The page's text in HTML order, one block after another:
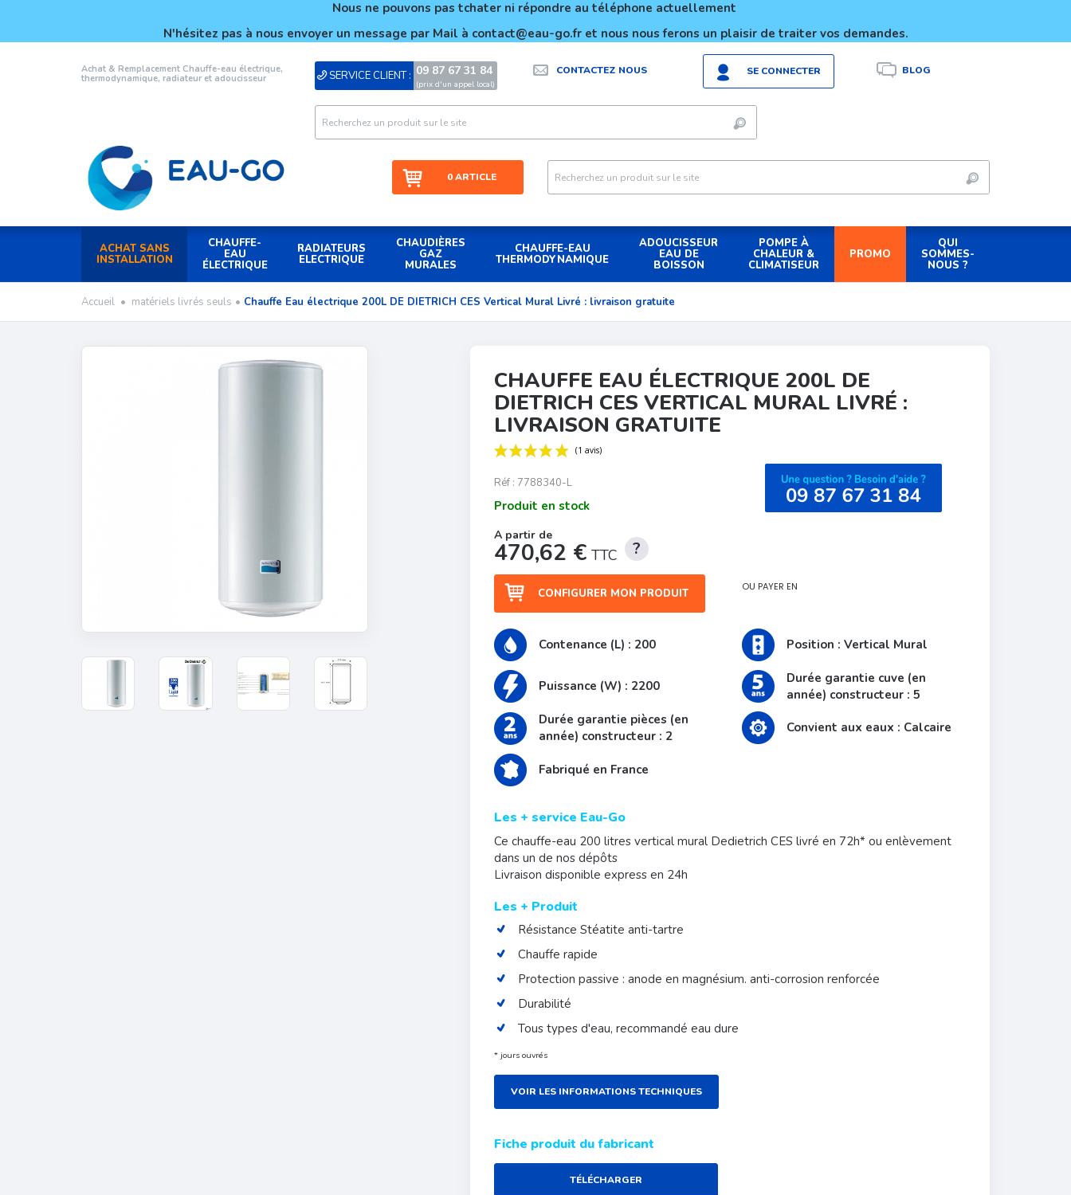
Nous ne pouvons pas tchater ni répondre au téléphone actuellement
N'hésitez pas à nous envoyer un message par Mail à contact@eau-go.fr et nous nous ferons un plaisir de traiter vos demandes.
Achat & Remplacement Chauffe-eau électrique,
thermodynamique, radiateur et adoucisseur
SERVICE CLIENT : 09 87 67 31 84
(prix d'un appel local)
CONTACTEZ NOUS SE CONNECTER BLOG
0 ARTICLE
ACHAT SANS
INSTALLATION
CHAUFFE-
EAU
ÉLECTRIQUE
RADIATEURS
ELECTRIQUE
CHAUDIÈRES
GAZ
MURALES
CHAUFFE-EAU
THERMODYNAMIQUE
ADOUCISSEUR
EAU DE
BOISSON
POMPE À
CHALEUR &
CLIMATISEUR
PROMO
QUI
SOMMES-
NOUS ?
Accueil • matériels livrés seuls • Chauffe Eau électrique 200L DE DIETRICH CES Vertical Mural Livré : livraison gratuite
CHAUFFE EAU ÉLECTRIQUE 200L DE
DIETRICH CES VERTICAL MURAL LIVRÉ :
LIVRAISON GRATUITE
Réf : 7788340-L
Produit en stock
470,62 € TTC
CONFIGURER MON PRODUIT
OU PAYER EN
Contenance (L) : 200 Position : Vertical Mural
Puissance (W) : 2200
Durée garantie cuve (en
année) constructeur : 5
Durée garantie pièces (en
année) constructeur : 2
Convient aux eaux : Calcaire
Fabriqué en France
Les + service Eau-Go
Ce chauffe-eau 200 litres vertical mural Dedietrich CES livré en 72h* ou enlèvement
dans un de nos dépôts
Livraison disponible express en 24h
Les + Produit
Résistance Stéatite anti-tartre
Chauffe rapide
Protection passive : anode en magnésium. anti-corrosion renforcée
Durabilité
Tous types d'eau, recommandé eau dure
* jours ouvrés
VOIR LES INFORMATIONS TECHNIQUES
Fiche produit du fabricant
TÉLÉCHARGER